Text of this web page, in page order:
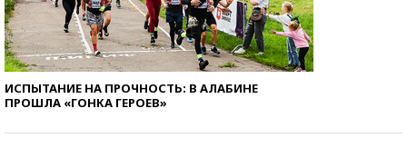
ИСПЫТАНИЕ НА ПРОЧНОСТЬ: В АЛАБИНЕ
ПРОШЛА «ГОНКА ГЕРОЕВ»